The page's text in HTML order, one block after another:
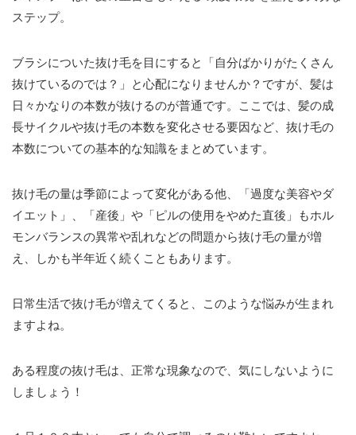
ステップ。
ブラシについた抜け毛を目にすると「自分ばかりがたくさん
抜けているのでは？」と心配になりませんか？ですが、髪は
日々かなりの本数が抜けるのが普通です。ここでは、髪の成
長サイクルや抜け毛の本数を変化させる要因など、抜け毛の
本数についての基本的な知識をまとめています。
抜け毛の量は季節によって変化がある他、「過度な美容やダ
イエット」、「産後」や「ピルの使用をやめた直後」もホル
モンバランスの異常や乱れなどの問題から抜け毛の量が増
え、しかも半年近く続くこともあります。
日常生活で抜け毛が増えてくると、このような悩みが生まれ
ますよね。
ある程度の抜け毛は、正常な現象なので、気にしないように
しましょう！